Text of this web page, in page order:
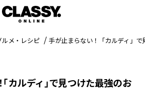
ルメ・レシピ 手が止まらない！「カルディ」
カルディ」で見つけた最強のお